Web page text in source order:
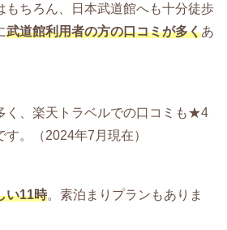
もちろん、日本武道館へも十分徒歩
武道館利用者の方の口コミが多くあ
く、楽天トラベルでの口コミも★4
。（2024年7月現在）
い11時。素泊まりプランもありま